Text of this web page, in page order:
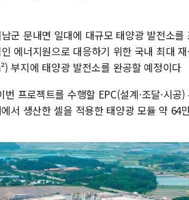
군 문내면 일대에 대규모 태양광 발전소
에너지원으로 대응하기 위한 국내 최대
부지에 태양광 발전소를 완공할 예정이다
프로젝트를 수행할 EPC(설계·조달·시
서 생산한 셀을 적용한 태양광 모듈 약 64